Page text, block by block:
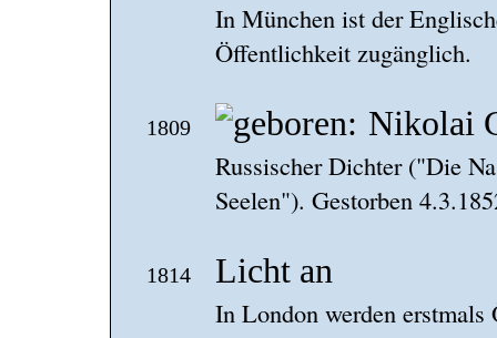
In München ist der
Öffentlichkeit zugänglich.
1809 Nikolai
Russischer Dichter ("Die
Seelen"). Gestorben
1814 Licht an
In London werden erstmals